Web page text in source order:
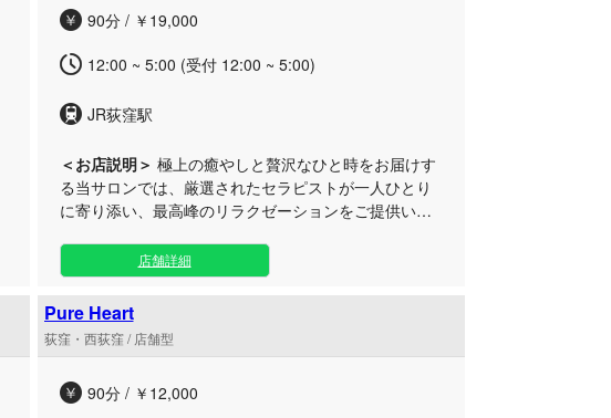
っくりとほぐします。休日のお出かけの合間はもちろ
なサービスを、プライベート感あふれる空間でぜひご
ます。
90分 / ￥19,000
12:00 ~ 5:00 (受付 12:00 ~ 5:00)
JR荻窪駅
＜お店説明＞ 極上の癒やしと贅沢なひと時をお届けす
る当サロンでは、厳選されたセラピストが一人ひとり
に寄り添い、最高峰のリラクゼーションをご提供いた
さを忘れてリフレッシュしたい方に最適な、落ち着い
たプライベート空間をご用意。心身ともに深いくつろ
ぎを感じていただける丁寧なおもてなしと、洗練され
た施術で贅沢な時間を演出いたします。 アクセスしや
すい荻窪エリアのルームで、お仕事帰りの遅い時間や
タイムをお過ごしください。皆様のお越しを心よりお
店舗詳細
Pure Heart
荻窪・西荻窪 / 店舗型
90分 / ￥12,000